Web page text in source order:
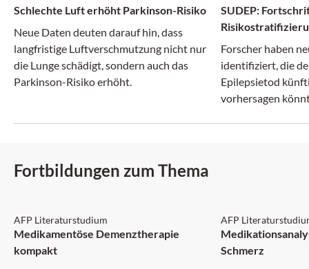
Schlechte Luft erhöht Parkinson-Risiko
Neue Daten deuten darauf hin, dass
langfristige Luftverschmutzung nicht nur
die Lunge schädigt, sondern auch das
Parkinson-Risiko erhöht.
SUDEP:
Forscher haben
identifiziert, die
Epilepsietod
vorhersagen
Fortbildungen zum Thema
AFP Literaturstudium
Medikamentöse Demenztherapie
kompakt
AFP
Schmerz